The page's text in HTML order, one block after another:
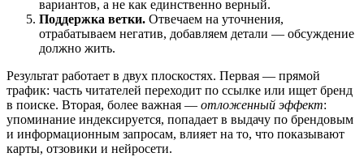
вариантов, а не как единственно верный.
Поддержка ветки. Отвечаем на уточнения,
отрабатываем негатив, добавляем детали — обсуждение
должно жить.
Результат работает в двух плоскостях. Первая — прямой
трафик: часть читателей переходит по ссылке или ищет бренд
в поиске. Вторая, более важная — отложенный эффект:
упоминание индексируется, попадает в выдачу по брендовым
и информационным запросам, влияет на то, что показывают
карты, отзовики и нейросети.